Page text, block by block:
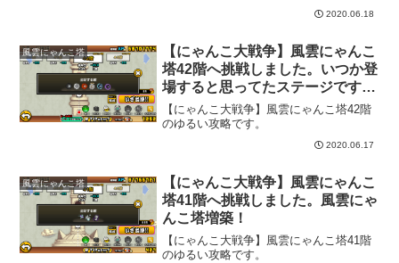
2020.06.18
風雲にゃんこ塔
【にゃんこ大戦争】風雲にゃんこ
塔42階へ挑戦しました。いつか登
場すると思ってたステージです
ね。
【にゃんこ大戦争】風雲にゃんこ塔42階
のゆるい攻略です。
2020.06.17
風雲にゃんこ塔
【にゃんこ大戦争】風雲にゃんこ
塔41階へ挑戦しました。風雲にゃ
んこ塔増築！
【にゃんこ大戦争】風雲にゃんこ塔41階
のゆるい攻略です。